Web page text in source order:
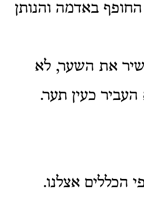
באדמה והנותן
את השער, לא
כעין תער.
הכללים אצלנו.